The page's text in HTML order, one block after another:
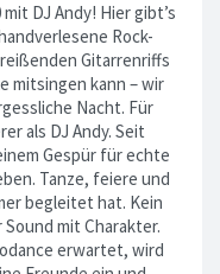
DJ Andy! Hier gibt’s
Rock-
Gitarrenriffs
mitsingen kann – wir
Nacht. Für
als DJ Andy. Seit
Gespür für echte
Tanze, feiere und
begleitet hat. Kein
mit Charakter.
erwartet, wird